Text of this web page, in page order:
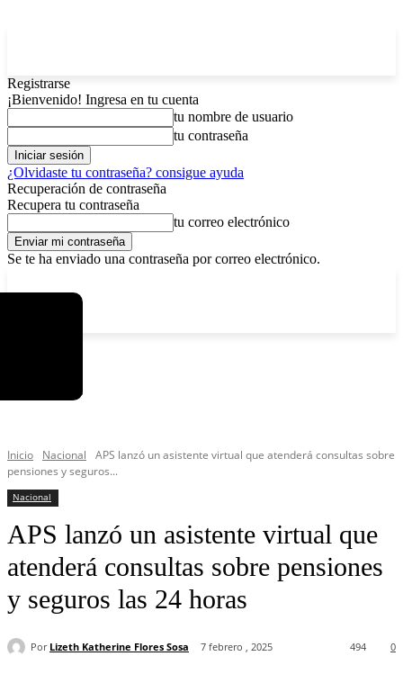
Registrarse
¡Bienvenido! Ingresa en tu cuenta
tu nombre de usuario
tu contraseña
¿Olvidaste tu contraseña? consigue ayuda
Recuperación de contraseña
Recupera tu contraseña
tu correo electrónico
Se te ha enviado una contraseña por correo electrónico.
Inicio Nacional
APS lanzó un asistente virtual que atenderá consultas sobre
pensiones y seguros...
Nacional
APS lanzó un asistente virtual que
atenderá consultas sobre pensiones
y seguros las 24 horas
Por Lizeth Katherine Flores Sosa 7 febrero , 2025 0
494